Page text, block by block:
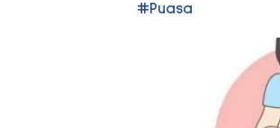
#Puasa